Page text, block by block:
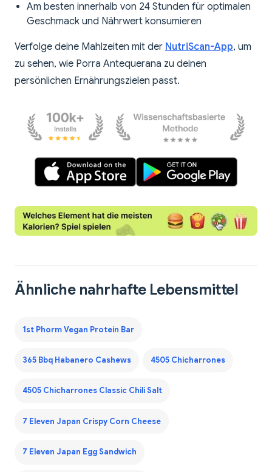
Am besten innerhalb von 24 Stunden für optimalen
Geschmack und Nährwert konsumieren
Verfolge deine Mahlzeiten mit der NutriScan-App, um
zu sehen, wie Porra Antequerana zu deinen
persönlichen Ernährungszielen passt.
Ähnliche nahrhafte Lebensmittel
1st Phorm Vegan Protein Bar
365 Bbq Habanero Cashews 4505 Chicharrones
4505 Chicharrones Classic Chili Salt
7 Eleven Japan Crispy Corn Cheese
7 Eleven Japan Egg Sandwich